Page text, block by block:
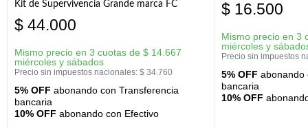
Kit de Supervivencia Grande marca FC
$ 44.000
Mismo precio en 3 cuotas de $ 14.667
miércoles y sábados
Precio sin impuestos nacionales: $ 34.760
5% OFF abonando con Transferencia
bancaria
10% OFF abonando con Efectivo
$ 16.500
Mismo precio en 3
miércoles y
Precio sin impuestos
5% OFF abonando
bancaria
10% OFF